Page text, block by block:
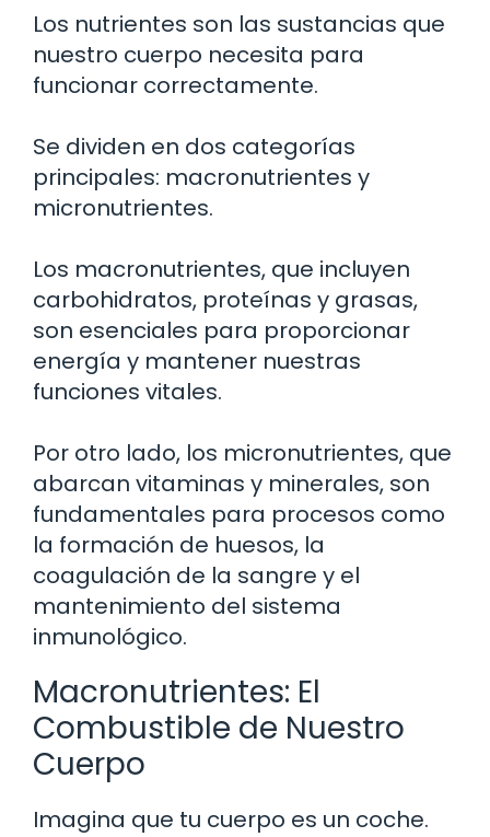
Los nutrientes son las sustancias que
nuestro cuerpo necesita para
funcionar correctamente.
Se dividen en dos categorías
principales: macronutrientes y
micronutrientes.
Los macronutrientes, que incluyen
carbohidratos, proteínas y grasas,
son esenciales para proporcionar
energía y mantener nuestras
funciones vitales.
Por otro lado, los micronutrientes, que
abarcan vitaminas y minerales, son
fundamentales para procesos como
la formación de huesos, la
coagulación de la sangre y el
mantenimiento del sistema
inmunológico.
Macronutrientes: El
Combustible de Nuestro
Cuerpo
Imagina que tu cuerpo es un coche.